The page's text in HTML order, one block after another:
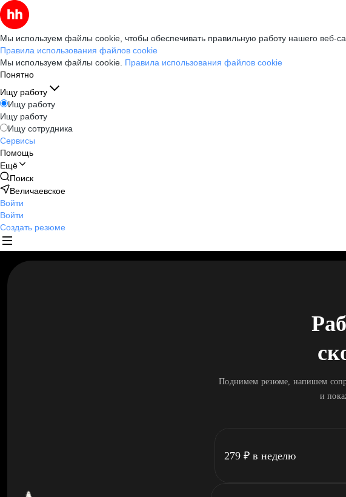
Мы используем файлы cookie, чтобы обеспечивать правильную работу нашего веб-
Правила использования файлов cookie
Мы используем файлы cookie. Правила использования файлов cookie
Понятно
Ищу работу
Ищу работу
Ищу работу
Ищу сотрудника
Сервисы
Помощь
Ещё
Поиск
Величаевское
Войти
Войти
Создать резюме
Поднимем резюме, напишем
и
279 ₽ в неделю